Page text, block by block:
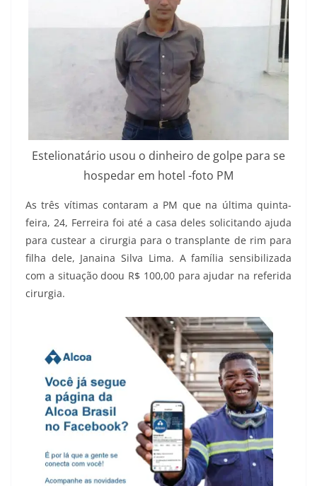
Estelionatário usou o dinheiro de golpe para se
hospedar em hotel -foto PM
As três vítimas contaram a PM que na última quinta-
feira, 24, Ferreira foi até a casa deles solicitando ajuda
para custear a cirurgia para o transplante de rim para
filha dele, Janaina Silva Lima. A família sensibilizada
com a situação doou R$ 100,00 para ajudar na referida
cirurgia.